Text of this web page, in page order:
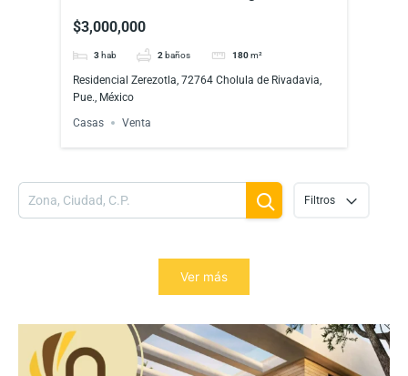
$3,000,000
3 hab 2 baños 180m²
Residencial Zerezotla, 72764 Cholula de Rivadavia,
Pue., México
Casas
Venta
Filtros
Ver más